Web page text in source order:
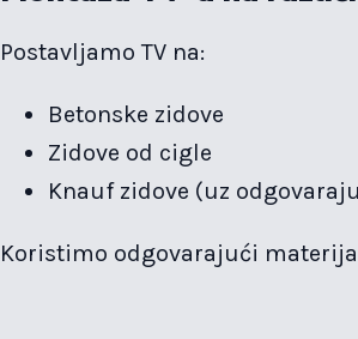
Postavljamo TV na:
Betonske zidove
Zidove od cigle
Knauf zidove (uz
Koristimo odgovarajući